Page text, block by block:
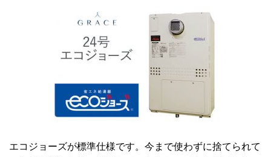
エコジョーズが標準仕様です。今まで使わずに捨てられて